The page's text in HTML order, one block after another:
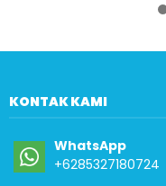
KONTAK KAMI
WhatsApp
+6285327180724